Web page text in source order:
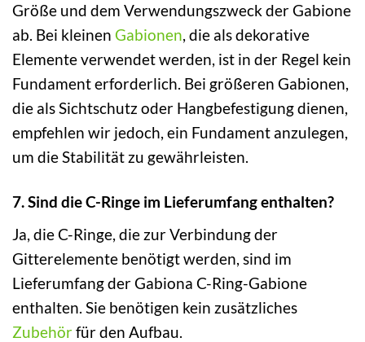
Größe und dem Verwendungszweck der Gabione
ab. Bei kleinen Gabionen, die als dekorative
Elemente verwendet werden, ist in der Regel kein
Fundament erforderlich. Bei größeren Gabionen,
die als Sichtschutz oder Hangbefestigung dienen,
empfehlen wir jedoch, ein Fundament anzulegen,
um die Stabilität zu gewährleisten.
7. Sind die C-Ringe im Lieferumfang enthalten?
Ja, die C-Ringe, die zur Verbindung der
Gitterelemente benötigt werden, sind im
Lieferumfang der Gabiona C-Ring-Gabione
enthalten. Sie benötigen kein zusätzliches
Zubehörfür den Aufbau.